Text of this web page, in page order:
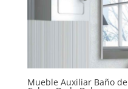
Mueble Auxiliar Baño de